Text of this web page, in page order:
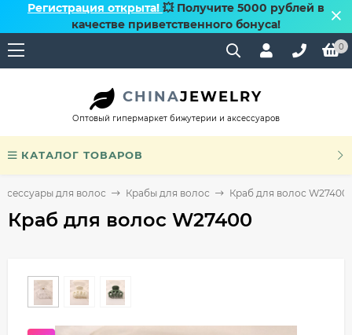
Регистрация открыта! 💥 Получите 5000 рублей в
качестве приветственного бонуса!
0
CHINAJEWELRY
Оптовый гипермаркет бижутерии и аксессуаров
КАТАЛОГ ТОВАРОВ
для волос Крабы для волос Краб для волос W27400
Краб для волос W27400